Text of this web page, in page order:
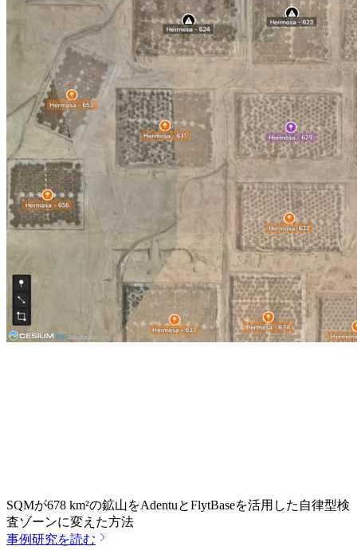
SQMが678 km²の鉱山をAdentuとFlytBaseを活用した自律型検
査ゾーンに変えた方法
事例研究を読む